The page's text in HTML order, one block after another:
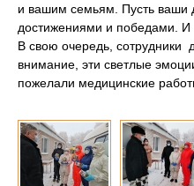
и вашим семьям. Пусть ваши
достижениями и победами. И
В свою очередь, сотрудники
внимание, эти светлые
пожелали медицинские